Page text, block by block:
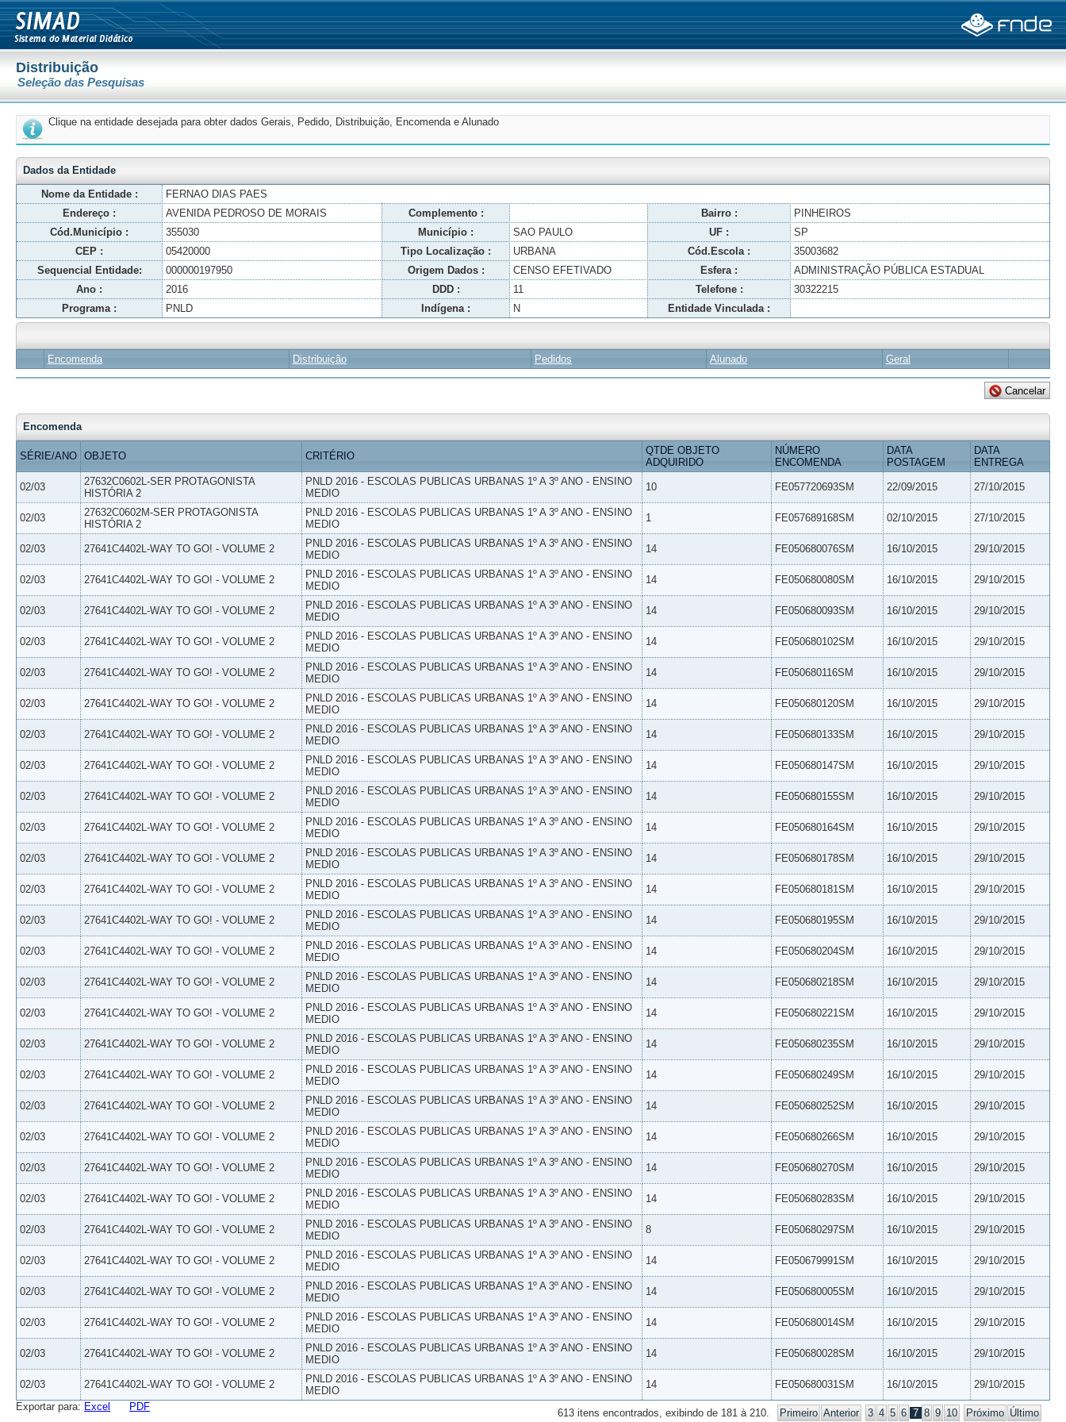
Distribuição
Seleção das Pesquisas
Clique na entidade desejada para obter dados Gerais, Pedido, Distribuição, Encomenda e Alunado
Dados da Entidade
Nome da Entidade :
FERNAO DIAS PAES
Endereço :
AVENIDA PEDROSO DE MORAIS Complemento : Bairro :
PINHEIROS
Cód.Município :
355030 Município : SAO PAULO UF :
SP
CEP :
05420000 Tipo Localização : URBANA Cód.Escola :
35003682
Sequencial Entidade:
000000197950 Origem Dados : CENSO EFETIVADO Esfera :
ADMINISTRAÇÃO PÚBLICA ESTADUAL
Ano :
2016 DDD : 11 Telefone :
30322215
Programa :
PNLD Indígena : N Entidade Vinculada :
Encomenda Distribuição Pedidos Alunado Geral
Encomenda
SÉRIE/ANO OBJETO CRITÉRIO
QTDE OBJETO
ADQUIRIDO
NÚMERO
ENCOMENDA
DATA
POSTAGEM
DATA
ENTREGA
02/03
27632C0602L-SER PROTAGONISTA
HISTÓRIA 2
PNLD 2016 - ESCOLAS PUBLICAS URBANAS 1º A 3º ANO - ENSINO
MEDIO
10 FE057720693SM 22/09/2015 27/10/2015
02/03
27632C0602M-SER PROTAGONISTA
HISTÓRIA 2
PNLD 2016 - ESCOLAS PUBLICAS URBANAS 1º A 3º ANO - ENSINO
MEDIO
1 FE057689168SM 02/10/2015 27/10/2015
02/03 27641C4402L-WAY TO GO! - VOLUME 2
PNLD 2016 - ESCOLAS PUBLICAS URBANAS 1º A 3º ANO - ENSINO
MEDIO
14 FE050680076SM 16/10/2015 29/10/2015
02/03 27641C4402L-WAY TO GO! - VOLUME 2
PNLD 2016 - ESCOLAS PUBLICAS URBANAS 1º A 3º ANO - ENSINO
MEDIO
14 FE050680080SM 16/10/2015 29/10/2015
02/03 27641C4402L-WAY TO GO! - VOLUME 2
PNLD 2016 - ESCOLAS PUBLICAS URBANAS 1º A 3º ANO - ENSINO
MEDIO
14 FE050680093SM 16/10/2015 29/10/2015
02/03 27641C4402L-WAY TO GO! - VOLUME 2
PNLD 2016 - ESCOLAS PUBLICAS URBANAS 1º A 3º ANO - ENSINO
MEDIO
14 FE050680102SM 16/10/2015 29/10/2015
02/03 27641C4402L-WAY TO GO! - VOLUME 2
PNLD 2016 - ESCOLAS PUBLICAS URBANAS 1º A 3º ANO - ENSINO
MEDIO
14 FE050680116SM 16/10/2015 29/10/2015
02/03 27641C4402L-WAY TO GO! - VOLUME 2
PNLD 2016 - ESCOLAS PUBLICAS URBANAS 1º A 3º ANO - ENSINO
MEDIO
14 FE050680120SM 16/10/2015 29/10/2015
02/03 27641C4402L-WAY TO GO! - VOLUME 2
PNLD 2016 - ESCOLAS PUBLICAS URBANAS 1º A 3º ANO - ENSINO
MEDIO
14 FE050680133SM 16/10/2015 29/10/2015
02/03 27641C4402L-WAY TO GO! - VOLUME 2
PNLD 2016 - ESCOLAS PUBLICAS URBANAS 1º A 3º ANO - ENSINO
MEDIO
14 FE050680147SM 16/10/2015 29/10/2015
02/03 27641C4402L-WAY TO GO! - VOLUME 2
PNLD 2016 - ESCOLAS PUBLICAS URBANAS 1º A 3º ANO - ENSINO
MEDIO
14 FE050680155SM 16/10/2015 29/10/2015
02/03 27641C4402L-WAY TO GO! - VOLUME 2
PNLD 2016 - ESCOLAS PUBLICAS URBANAS 1º A 3º ANO - ENSINO
MEDIO
14 FE050680164SM 16/10/2015 29/10/2015
02/03 27641C4402L-WAY TO GO! - VOLUME 2
PNLD 2016 - ESCOLAS PUBLICAS URBANAS 1º A 3º ANO - ENSINO
MEDIO
14 FE050680178SM 16/10/2015 29/10/2015
02/03 27641C4402L-WAY TO GO! - VOLUME 2
PNLD 2016 - ESCOLAS PUBLICAS URBANAS 1º A 3º ANO - ENSINO
MEDIO
14 FE050680181SM 16/10/2015 29/10/2015
02/03 27641C4402L-WAY TO GO! - VOLUME 2
PNLD 2016 - ESCOLAS PUBLICAS URBANAS 1º A 3º ANO - ENSINO
MEDIO
14 FE050680195SM 16/10/2015 29/10/2015
02/03 27641C4402L-WAY TO GO! - VOLUME 2
PNLD 2016 - ESCOLAS PUBLICAS URBANAS 1º A 3º ANO - ENSINO
MEDIO
14 FE050680204SM 16/10/2015 29/10/2015
02/03 27641C4402L-WAY TO GO! - VOLUME 2
PNLD 2016 - ESCOLAS PUBLICAS URBANAS 1º A 3º ANO - ENSINO
MEDIO
14 FE050680218SM 16/10/2015 29/10/2015
02/03 27641C4402L-WAY TO GO! - VOLUME 2
PNLD 2016 - ESCOLAS PUBLICAS URBANAS 1º A 3º ANO - ENSINO
MEDIO
14 FE050680221SM 16/10/2015 29/10/2015
02/03 27641C4402L-WAY TO GO! - VOLUME 2
PNLD 2016 - ESCOLAS PUBLICAS URBANAS 1º A 3º ANO - ENSINO
MEDIO
14 FE050680235SM 16/10/2015 29/10/2015
02/03 27641C4402L-WAY TO GO! - VOLUME 2
PNLD 2016 - ESCOLAS PUBLICAS URBANAS 1º A 3º ANO - ENSINO
MEDIO
14 FE050680249SM 16/10/2015 29/10/2015
02/03 27641C4402L-WAY TO GO! - VOLUME 2
PNLD 2016 - ESCOLAS PUBLICAS URBANAS 1º A 3º ANO - ENSINO
MEDIO
14 FE050680252SM 16/10/2015 29/10/2015
02/03 27641C4402L-WAY TO GO! - VOLUME 2
PNLD 2016 - ESCOLAS PUBLICAS URBANAS 1º A 3º ANO - ENSINO
MEDIO
14 FE050680266SM 16/10/2015 29/10/2015
02/03 27641C4402L-WAY TO GO! - VOLUME 2
PNLD 2016 - ESCOLAS PUBLICAS URBANAS 1º A 3º ANO - ENSINO
MEDIO
14 FE050680270SM 16/10/2015 29/10/2015
02/03 27641C4402L-WAY TO GO! - VOLUME 2
PNLD 2016 - ESCOLAS PUBLICAS URBANAS 1º A 3º ANO - ENSINO
MEDIO
14 FE050680283SM 16/10/2015 29/10/2015
02/03 27641C4402L-WAY TO GO! - VOLUME 2
PNLD 2016 - ESCOLAS PUBLICAS URBANAS 1º A 3º ANO - ENSINO
MEDIO
8 FE050680297SM 16/10/2015 29/10/2015
02/03 27641C4402L-WAY TO GO! - VOLUME 2
PNLD 2016 - ESCOLAS PUBLICAS URBANAS 1º A 3º ANO - ENSINO
MEDIO
14 FE050679991SM 16/10/2015 29/10/2015
02/03 27641C4402L-WAY TO GO! - VOLUME 2
PNLD 2016 - ESCOLAS PUBLICAS URBANAS 1º A 3º ANO - ENSINO
MEDIO
14 FE050680005SM 16/10/2015 29/10/2015
02/03 27641C4402L-WAY TO GO! - VOLUME 2
PNLD 2016 - ESCOLAS PUBLICAS URBANAS 1º A 3º ANO - ENSINO
MEDIO
14 FE050680014SM 16/10/2015 29/10/2015
02/03 27641C4402L-WAY TO GO! - VOLUME 2
PNLD 2016 - ESCOLAS PUBLICAS URBANAS 1º A 3º ANO - ENSINO
MEDIO
14 FE050680028SM 16/10/2015 29/10/2015
02/03 27641C4402L-WAY TO GO! - VOLUME 2
PNLD 2016 - ESCOLAS PUBLICAS URBANAS 1º A 3º ANO - ENSINO
MEDIO
14 FE050680031SM 16/10/2015 29/10/2015
613 itens encontrados, exibindo de 181 à 210. Primeiro Anterior 3 4 5 6 7 8 9 10 Próximo Último
Exportar para: Excel PDF